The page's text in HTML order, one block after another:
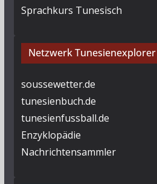
Sprachkurs Tunesisch
Netzwerk Tunesienexplorer
soussewetter.de
tunesienbuch.de
tunesienfussball.de
Enzyklopädie
Nachrichtensammler